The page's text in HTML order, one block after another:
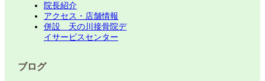
院長紹介
アクセス・店舗情報
併設 天の川接骨院デ
イサービスセンター
ブログ